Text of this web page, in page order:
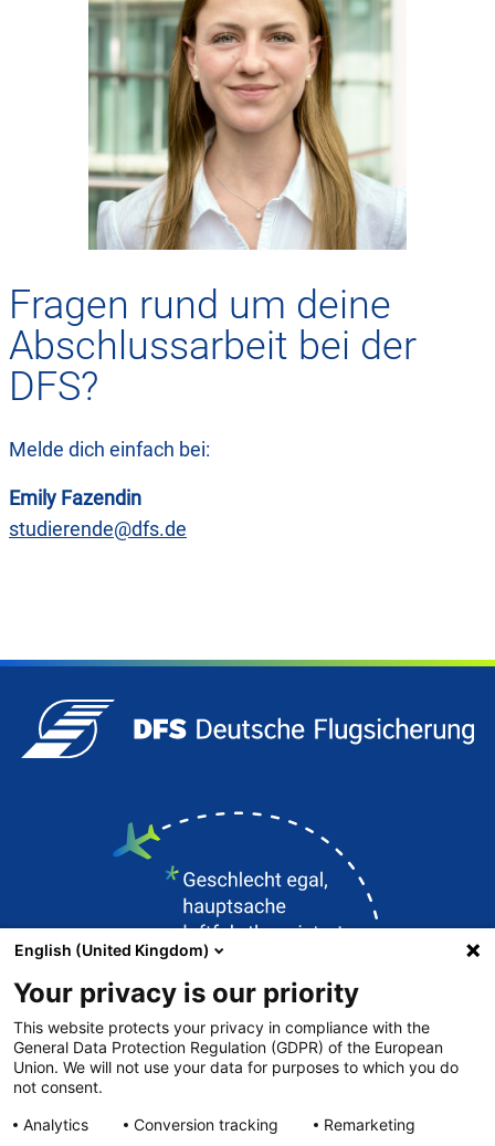
Fragen rund um deine
Abschlussarbeit bei der
DFS?
Melde dich einfach bei:
Emily Fazendin
studierende@dfs.de
DFS.de
English (United Kingdom)
Your privacy is our priority
This website protects your privacy in compliance with the
General Data Protection Regulation (GDPR) of the European
Union. We will not use your data for purposes to which you do
not consent.
Analytics
Conversion tracking Remarketing